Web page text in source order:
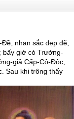
nhan sắc đẹp đẽ,
bấy giờ có Trưởng-
giả Cấp-Cô-Độc,
Sau khi trông thấy